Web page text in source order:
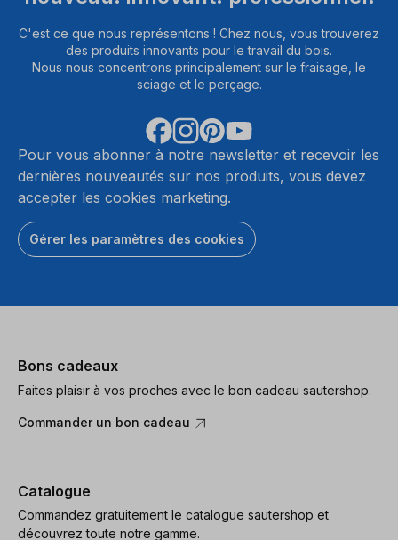
C'est ce que nous représentons ! Chez nous, vous trouverez
des produits innovants pour le travail du bois.
Nous nous concentrons principalement sur le fraisage, le
sciage et le perçage.
Pour vous abonner à notre newsletter et recevoir les
dernières nouveautés sur nos produits, vous devez
accepter les cookies marketing.
Gérer les paramètres des cookies
Bons cadeaux
Faites plaisir à vos proches avec le bon cadeau sautershop.
Commander un bon cadeau
Catalogue
Commandez gratuitement le catalogue sautershop et
découvrez toute notre gamme.